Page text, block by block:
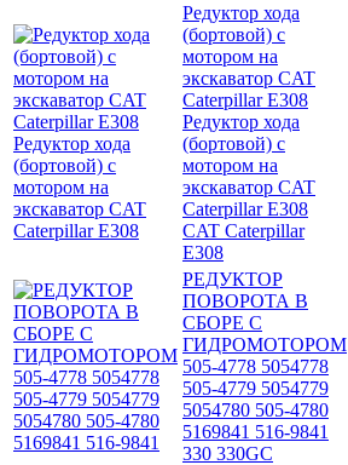
Редуктор хода
(бортовой) с
мотором на
экскаватор CAT
Caterpillar E308
Редуктор хода
(бортовой) с
мотором на
экскаватор CAT
Caterpillar E308
CAT Caterpillar
E308
РЕДУКТОР
ПОВОРОТА В
СБОРЕ С
ГИДРОМОТОРОМ
505-4778 5054778
505-4779 5054779
5054780 505-4780
5169841 516-9841
330 330GC